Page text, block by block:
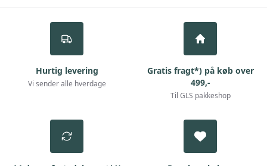
Hurtig levering
Vi sender alle hverdage
Gratis fragt*) på køb over
499,-
Til GLS pakkeshop